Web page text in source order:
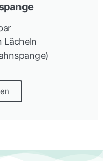
Lächeln